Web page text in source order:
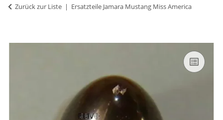
Zurück zur Liste Ersatzteile Jamara Mustang Miss America